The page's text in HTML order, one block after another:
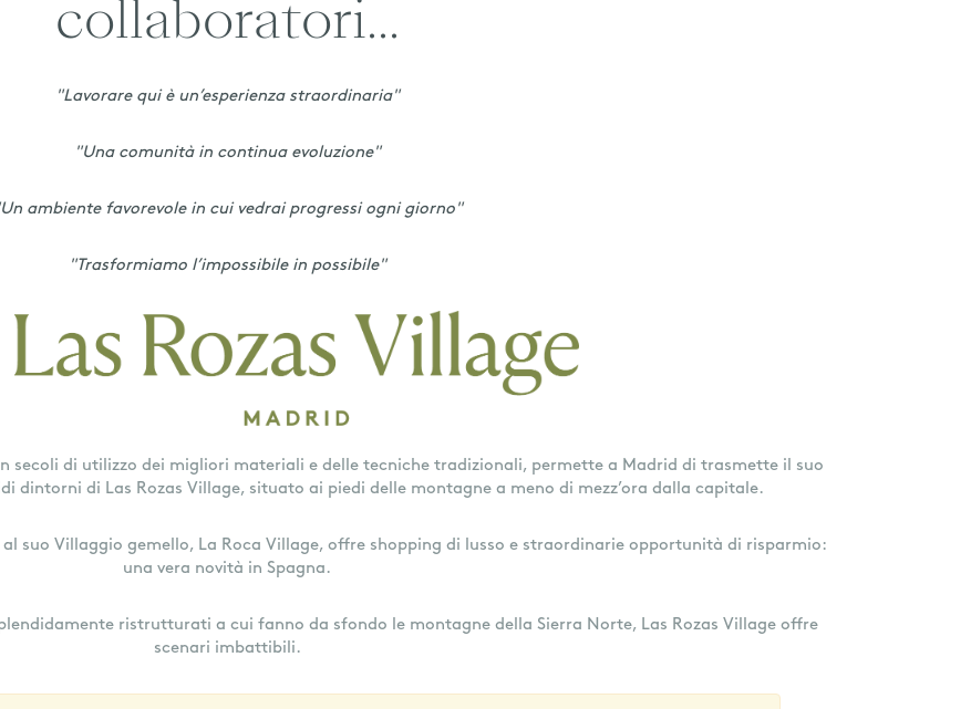
collaboratori...
"Lavorare qui è un’esperienza straordinaria"
"Una comunità in continua evoluzione"
ambiente favorevole in cui vedrai progressi ogni giorno"
"Trasformiamo l’impossibile in possibile"
di utilizzo dei migliori materiali e delle tecniche tradizionali, permette a Madrid di trasmette il suo
dintorni di Las Rozas Village, situato ai piedi delle montagne a meno di mezz’ora dalla capitale.
suo Villaggio gemello, La Roca Village, offre shopping di lusso e straordinarie opportunità di risparmio:
una vera novità in Spagna.
ristrutturati a cui fanno da sfondo le montagne della Sierra Norte, Las Rozas Village offre
scenari imbattibili.